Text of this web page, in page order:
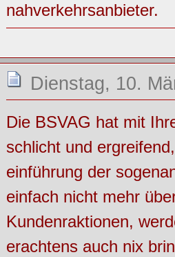
nahverkehrsanbieter.
Dienstag, 10.
Die BSVAG hat mit
schlicht und
einführung der
einfach nicht mehr
Kundenraktionen,
erachtens auch nix